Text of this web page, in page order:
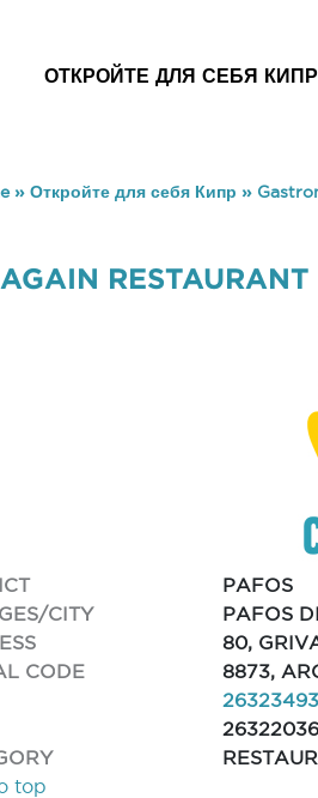
ОТКРОЙТЕ ДЛЯ СЕБЯ КИПР
» Откройте для себя Кипр »
RESTAURANT
PAFOS
CITY
PAFOS
80,
CODE
8873,
26323493
26322036
top